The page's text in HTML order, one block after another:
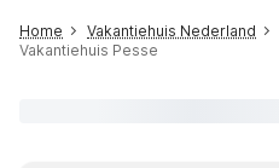
Home Vakantiehuis Nederland
Vakantiehuis Pesse